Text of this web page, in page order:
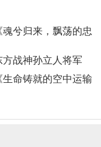
命铸就的空中运输